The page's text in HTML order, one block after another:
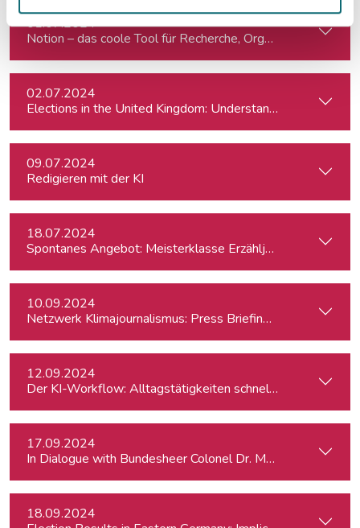
01.07.2024
Notion – das coole Tool für Recherche, Organisation &
02.07.2024
Elections in the United Kingdom: Understanding Voters’
09.07.2024
Redigieren mit der KI
18.07.2024
Spontanes Angebot: Meisterklasse Erzähljournalismus –
10.09.2024
Netzwerk Klimajournalismus: Press Briefing zur
12.09.2024
Der KI-Workflow: Alltagstätigkeiten schneller und
17.09.2024
In Dialogue with Bundesheer Colonel Dr. Markus Reisner -
18.09.2024